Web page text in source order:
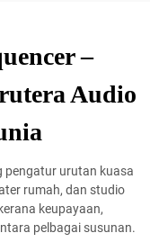
–
Audio
pengatur urutan kuasa
rumah, dan studio
keupayaan,
pelbagai susunan.